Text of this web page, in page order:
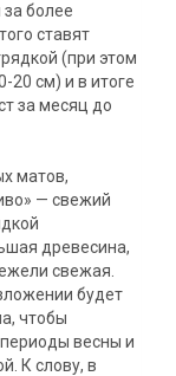
более
ставят
(при этом
20 см) и в итоге
за месяц до
матов,
— свежий
древесина,
свежая.
будет
чтобы
весны и
К слову, в